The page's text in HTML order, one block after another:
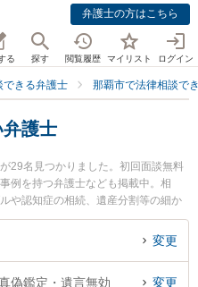
弁護士の方はこちら
る 探す 閲覧履歴 マイリスト ログイン
できる弁護士 那覇市で法律相談で
護士
29名見つかりました。初回面談無料
例を持つ弁護士なども掲載中。相
や認知症の相続、遺産分割等の細か
特にきびたき法律事務所の久納 京祐
護士、弁護士法人ACLOGOSの桜井
変更
偽鑑定・遺言無効 変更